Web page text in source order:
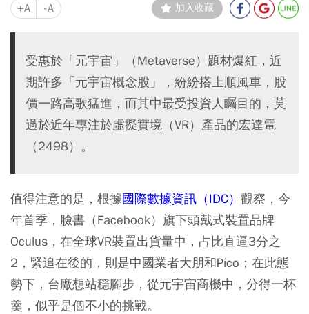
+A -A 加入收藏
受惠於「元宇宙」（Metaverse）題材爆紅，近
期許多「元宇宙概念股」，紛紛搭上順風車，股
價一路高歌猛進，而其中最受投資人矚目的，莫
過於近年專注於虛擬實境（VR）產品的宏達電
（2498）。
值得注意的是，根據國際數據資訊（IDC） 觀察，今
年首季，臉書（Facebook）旗下頭戴式裝置品牌
Oculus，在全球VR裝置出貨量中，占比直逼3分之
2，緊追在後的，則是中國業者大朋和Pico；在此態
勢下，台廠想站穩腳步，從元宇宙商機中，分得一杯
羹，似乎是個不小的挑戰。